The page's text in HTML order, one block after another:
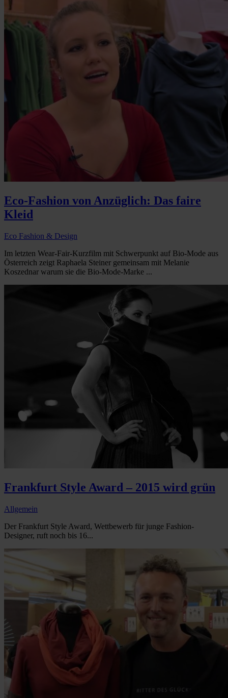
Eco-Fashion von Anzüglich: Das faire
Kleid
Eco Fashion & Design
Im letzten Wear-Fair-Kurzfilm mit Schwerpunkt auf Bio-Mode aus
Österreich zeigt Raphaela Steiner gemeinsam mit Melanie
Koszednar warum sie die Bio-Mode-Marke ...
Frankfurt Style Award – 2015 wird grün
Allgemein
Der Frankfurt Style Award, Wettbewerb für junge Fashion-
Designer, ruft noch bis 16...